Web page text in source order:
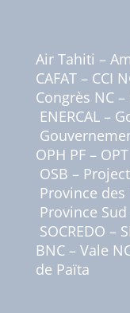
Air Tahiti –
CAFAT – CCI
Congrès NC –
ENERCAL –
OPH PF –
OSB –
Province des
Province Sud
SOCREDO –
BNC – Vale
de Païta